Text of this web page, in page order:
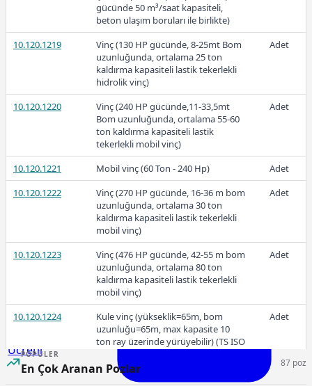
Ücretli
Ücretli
2026-Ocak
Ücretli
gücünde 50 m³/saat kapasiteli,
beton ulaşım boruları ile birlikte)
10.120.1219
Vinç (130 HP gücünde, 8-25mt Bom
uzunluğunda, ortalama 25 ton
kaldırma kapasiteli lastik tekerlekli
hidrolik vinç)
Adet
10.120.1220
Vinç (240 HP gücünde,11-33,5mt
Bom uzunluğunda, ortalama 55-60
ton kaldırma kapasiteli lastik
tekerlekli mobil vinç)
Adet
10.120.1221 Mobil vinç (60 Ton - 240 Hp)
Adet
10.120.1222
Vinç (270 HP gücünde, 16-36 m bom
uzunluğunda, ortalama 30 ton
kaldırma kapasiteli lastik tekerlekli
mobil vinç)
Adet
10.120.1223
Vinç (476 HP gücünde, 42-55 m bom
uzunluğunda, ortalama 80 ton
kaldırma kapasiteli lastik tekerlekli
mobil vinç)
Adet
10.120.1224
Kule vinç (yükseklik=65m, bom
uzunluğu=65m, max kapasite 10
ton ray üzerinde yürüyebilir) (TS ISO
Adet
10.120.1225 Karıştırıcı (Blender)
POPÜLER
En Çok Aranan Pozlar 87 poz